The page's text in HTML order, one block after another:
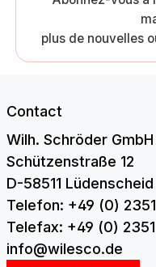
plus de nouvelles
Contact
Wilh. Schröder
Schützenstraße 12
D-58511 Lüdenscheid
Telefon: +49 (0)
Telefax: +49 (0)
info@wilesco.de